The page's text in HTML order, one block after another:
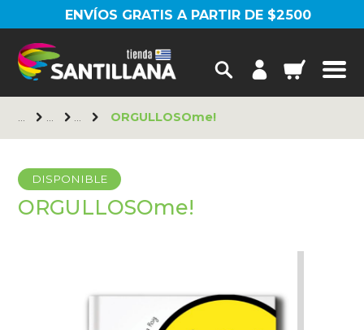
ENVÍOS GRATIS A PARTIR DE $2500
ORGULLOSOme!
DISPONIBLE
ORGULLOSOme!